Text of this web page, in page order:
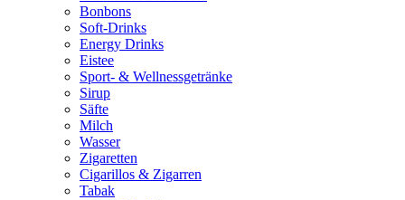
Bonbons
Soft-Drinks
Energy Drinks
Eistee
Sport- & Wellnessgetränke
Sirup
Säfte
Milch
Wasser
Zigaretten
Cigarillos & Zigarren
Tabak